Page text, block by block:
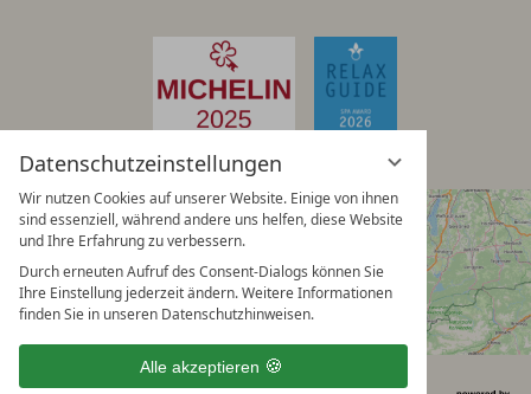
Datenschutzeinstellungen
Wir nutzen Cookies auf unserer Website. Einige von ihnen
sind essenziell, während andere uns helfen, diese Website
und Ihre Erfahrung zu verbessern.
Durch erneuten Aufruf des Consent-Dialogs können Sie
Ihre Einstellung jederzeit ändern. Weitere Informationen
finden Sie in unseren Datenschutzhinweisen.
Alle akzeptieren
Impressum Datenschutzhinweise